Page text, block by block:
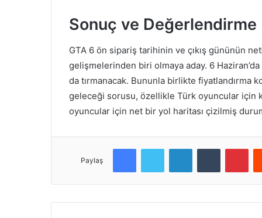
Sonuç ve Değerlendirme
GTA 6 ön sipariş tarihinin ve çıkış gününün
gelişmelerinden biri olmaya aday. 6
da tırmanacak. Bununla birlikte fiyatlandırma
geleceği sorusu, özellikle Türk oyuncular için
oyuncular için net bir yol haritası çizilmiş
Paylaş